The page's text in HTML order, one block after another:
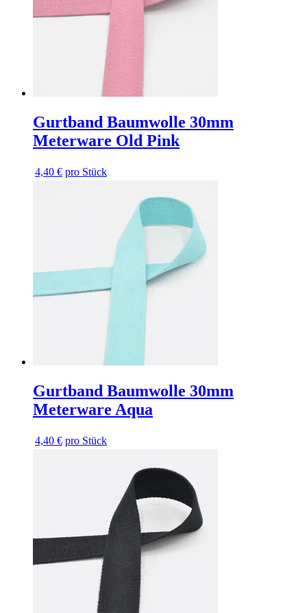
Gurtband Baumwolle 30mm
Meterware Old Pink
4,40 € pro Stück
Gurtband Baumwolle 30mm
Meterware Aqua
4,40 € pro Stück